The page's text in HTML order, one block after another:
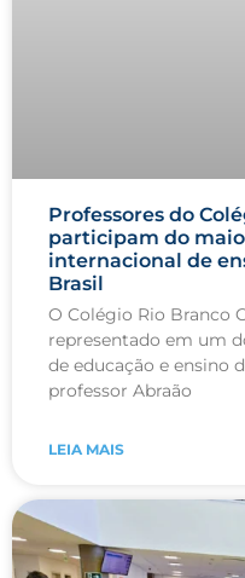
Professores do
participam do
internacional de
Brasil
O Colégio Rio Branco
representado em um
de educação e ensino
professor Abraão
LEIA MAIS